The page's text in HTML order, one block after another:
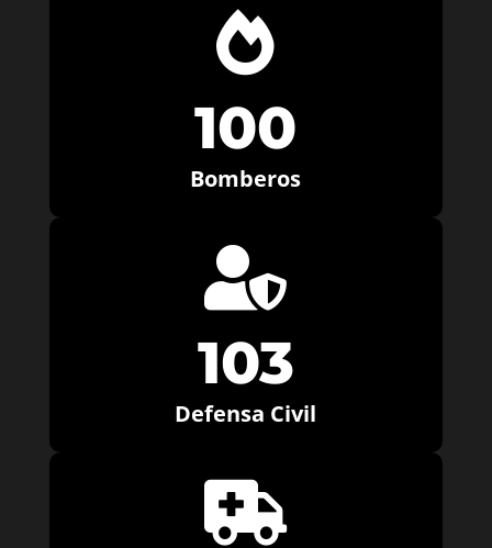

100
Bomberos

103
Defensa Civil
